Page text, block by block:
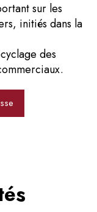
sur les
initiés dans la
des